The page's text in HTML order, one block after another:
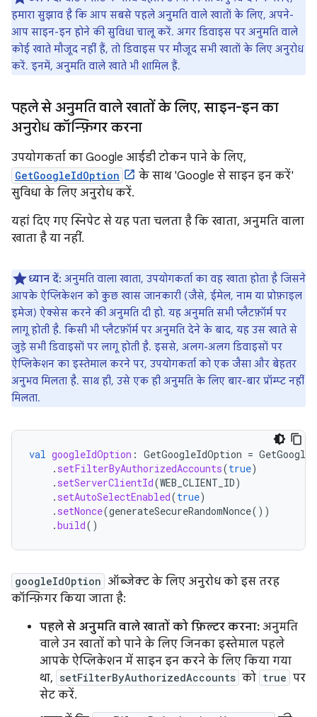
हमारा सुझाव है कि आप सबसे पहले अनुमति वाले खातों के लिए, अपने-
आप साइन-इन होने की सुविधा चालू करें. अगर डिवाइस पर अनुमति वाले
कोई खाते मौजूद नहीं हैं, तो डिवाइस पर मौजूद सभी खातों के लिए अनुरोध
करें. इनमें, अनुमति वाले खाते भी शामिल हैं.
पहले से अनुमति वाले खातों के लिए, साइन-इन का
अनुरोध कॉन्फ़िगर करना
उपयोगकर्ता का Google आईडी टोकन पाने के लिए,
GetGoogleIdOption
के साथ 'Google से साइन इन करें'
सुविधा के लिए अनुरोध करें.
यहां दिए गए स्निपेट से यह पता चलता है कि खाता, अनुमति वाला
खाता है या नहीं.
ध्यान दें: अनुमति वाला खाता, उपयोगकर्ता का वह खाता होता है जिसने
आपके ऐप्लिकेशन को कुछ खास जानकारी (जैसे, ईमेल, नाम या प्रोफ़ाइल
इमेज) ऐक्सेस करने की अनुमति दी हो. यह अनुमति सभी प्लैटफ़ॉर्म पर
लागू होती है. किसी भी प्लैटफ़ॉर्म पर अनुमति देने के बाद, यह उस खाते से
जुड़े सभी डिवाइसों पर लागू होती है. इससे, अलग-अलग डिवाइसों पर
ऐप्लिकेशन का इस्तेमाल करने पर, उपयोगकर्ता को एक जैसा और बेहतर
अनुभव मिलता है. साथ ही, उसे एक ही अनुमति के लिए बार-बार प्रॉम्प्ट नहीं
मिलता.
val googleIdOption : GetGoogleIdOption =
. setFilterByAuthorizedAccounts(true)
. setServerClientId(WEB_CLIENT_ID)
. setAutoSelectEnabled(true)
. setNonce(generateSecureRandomNonce())
.build()
googleIdOption ऑब्जेक्ट के लिए अनुरोध को इस तरह
कॉन्फ़िगर किया जाता है:
पहले से अनुमति वाले खातों को फ़िल्टर करना: अनुमति
वाले उन खातों को पाने के लिए जिनका इस्तेमाल पहले
आपके ऐप्लिकेशन में साइन इन करने के लिए किया गया
था, setFilterByAuthorizedAccounts को true पर
सेट करें.